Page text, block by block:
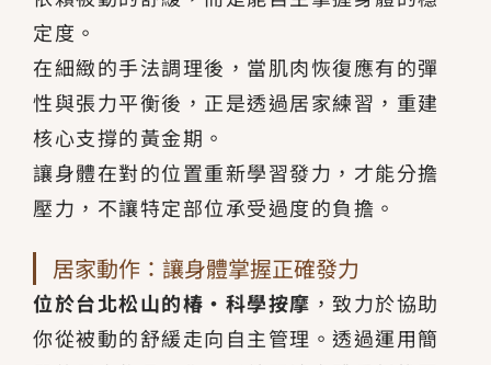
定度。
在細緻的手法調理後，當肌肉恢復應有的彈
性與張力平衡後，正是透過居家練習，重建
核心支撐的黃金期。
讓身體在對的位置重新學習發力，才能分擔
壓力，不讓特定部位承受過度的負擔。
居家動作：讓身體掌握正確發力
位於台北松山的椿·科學按摩 ，致力於協助
你從被動的舒緩走向自主管理。透過運用簡